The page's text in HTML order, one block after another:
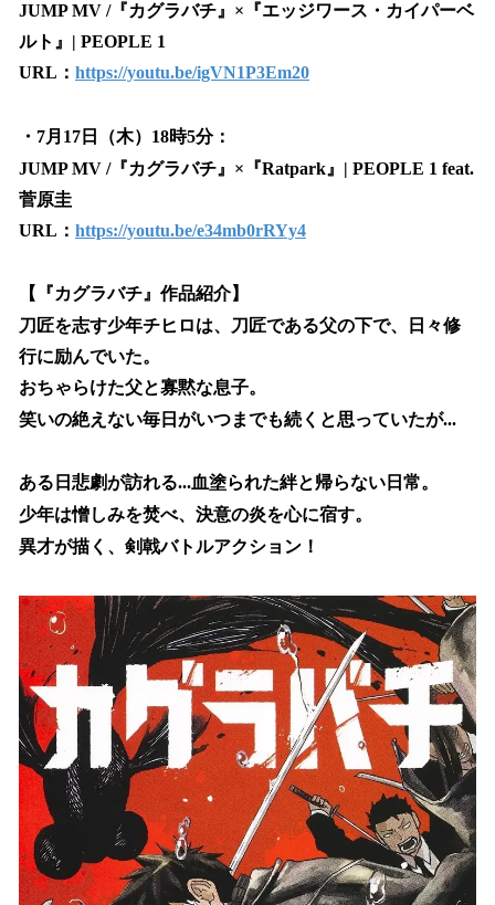
JUMP MV /『カグラバチ』×『エッジワース・カイパーベ
ルト』| PEOPLE 1
URL： https://youtu.be/igVN1P3Em20
・7月17日（木）18時5分：
JUMP MV /『カグラバチ』×『Ratpark』| PEOPLE 1 feat.
菅原圭
URL： https://youtu.be/e34mb0rRYy4
【『カグラバチ』作品紹介】
刀匠を志す少年チヒロは、刀匠である父の下で、日々修
行に励んでいた。
おちゃらけた父と寡黙な息子。
笑いの絶えない毎日がいつまでも続くと思っていたが...
ある日悲劇が訪れる...血塗られた絆と帰らない日常。
少年は憎しみを焚べ、決意の炎を心に宿す。
異才が描く、剣戟バトルアクション！